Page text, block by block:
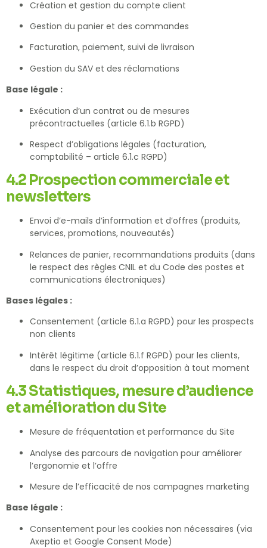
Création et gestion du compte client
Gestion du panier et des commandes
Facturation, paiement, suivi de livraison
Gestion du SAV et des réclamations
Base légale :
Exécution d’un contrat ou de mesures
précontractuelles (article 6.1.b RGPD)
Respect d’obligations légales (facturation,
comptabilité – article 6.1.c RGPD)
4.2 Prospection commerciale et
newsletters
Envoi d’e-mails d’information et d’offres (produits,
services, promotions, nouveautés)
Relances de panier, recommandations produits (dans
le respect des règles CNIL et du Code des postes et
communications électroniques)
Bases légales :
Consentement (article 6.1.a RGPD) pour les prospects
non clients
Intérêt légitime (article 6.1.f RGPD) pour les clients,
dans le respect du droit d’opposition à tout moment
4.3 Statistiques, mesure d’audience
et amélioration du Site
Mesure de fréquentation et performance du Site
Analyse des parcours de navigation pour améliorer
l’ergonomie et l’offre
Mesure de l’efficacité de nos campagnes marketing
Base légale :
Consentement pour les cookies non nécessaires (via
Axeptio et Google Consent Mode)